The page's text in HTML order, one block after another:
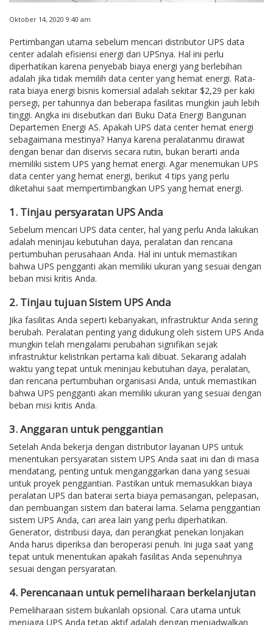
Oktober 14, 2020 9:40 am
Pertimbangan utama sebelum mencari distributor UPS data
center adalah efisiensi energi dari UPSnya. Hal ini perlu
diperhatikan karena penyebab biaya energi yang berlebihan
adalah jika tidak memilih data center yang hemat energi. Rata-
rata biaya energi bisnis komersial adalah sekitar $2,29 per kaki
persegi, per tahunnya dan beberapa fasilitas mungkin jauh lebih
tinggi. Angka ini disebutkan dari Buku Data Energi Bangunan
Departemen Energi AS. Apakah UPS data center hemat energi
sebagaimana mestinya? Hanya karena peralatanmu dirawat
dengan benar dan diservis secara rutin, bukan berarti anda
memiliki sistem UPS yang hemat energi. Agar menemukan UPS
data center yang hemat energi, berikut 4 tips yang perlu
diketahui saat mempertimbangkan UPS yang hemat energi.
1. Tinjau persyaratan UPS Anda
Sebelum mencari UPS data center, hal yang perlu Anda lakukan
adalah meninjau kebutuhan daya, peralatan dan rencana
pertumbuhan perusahaan Anda. Hal ini untuk memastikan
bahwa UPS pengganti akan memiliki ukuran yang sesuai dengan
beban misi kritis Anda.
2. Tinjau tujuan Sistem UPS Anda
Jika fasilitas Anda seperti kebanyakan, infrastruktur Anda sering
berubah. Peralatan penting yang didukung oleh sistem UPS Anda
mungkin telah mengalami perubahan signifikan sejak
infrastruktur kelistrikan pertama kali dibuat. Sekarang adalah
waktu yang tepat untuk meninjau kebutuhan daya, peralatan,
dan rencana pertumbuhan organisasi Anda, untuk memastikan
bahwa UPS pengganti akan memiliki ukuran yang sesuai dengan
beban misi kritis Anda.
3. Anggaran untuk penggantian
Setelah Anda bekerja dengan distributor layanan UPS untuk
menentukan persyaratan sistem UPS Anda saat ini dan di masa
mendatang, penting untuk menganggarkan dana yang sesuai
untuk proyek penggantian. Pastikan untuk memasukkan biaya
peralatan UPS dan baterai serta biaya pemasangan, pelepasan,
dan pembuangan sistem dan baterai lama. Selama penggantian
sistem UPS Anda, cari area lain yang perlu diperhatikan.
Generator, distribusi daya, dan perangkat penekan lonjakan
Anda harus diperiksa dan beroperasi penuh. Ini juga saat yang
tepat untuk menentukan apakah fasilitas Anda sepenuhnya
sesuai dengan persyaratan.
4. Perencanaan untuk pemeliharaan berkelanjutan
Pemeliharaan sistem bukanlah opsional. Cara utama untuk
menjaga UPS Anda tetap aktif adalah dengan menjadwalkan